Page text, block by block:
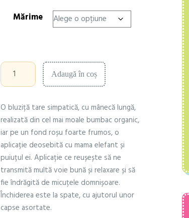
Mărime
Cantitate
Bluză
Connie,
elefant
Adaugă în coș
O bluziță tare simpatică, cu mânecă lungă,
realizată din cel mai moale bumbac organic,
iar pe un fond roșu foarte frumos, o
aplicație deosebită cu mama elefant și
puiuțul ei. Aplicație ce reușește să ne
transmită multă voie bună și relaxare și să
fie îndrăgită de micuțele domnișoare.
Închiderea este la spate, cu ajutorul unor
capse asortate.